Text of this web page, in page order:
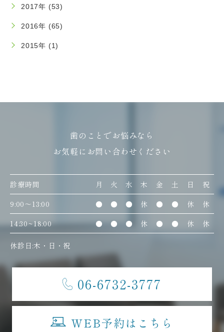
2017年 (53)
2016年 (65)
2015年 (1)
歯のことでお悩みなら
お気軽にお問い合わせください
診療時間 月 火 水 木 金 土 日
祝
9:00〜13:00
● ● ● 休 ● ● 休
休
14:30~18:00
● ● ● 休 ● ● 休 休
休診日:木・日・祝
06-6732-3777
WEB予約はこちら